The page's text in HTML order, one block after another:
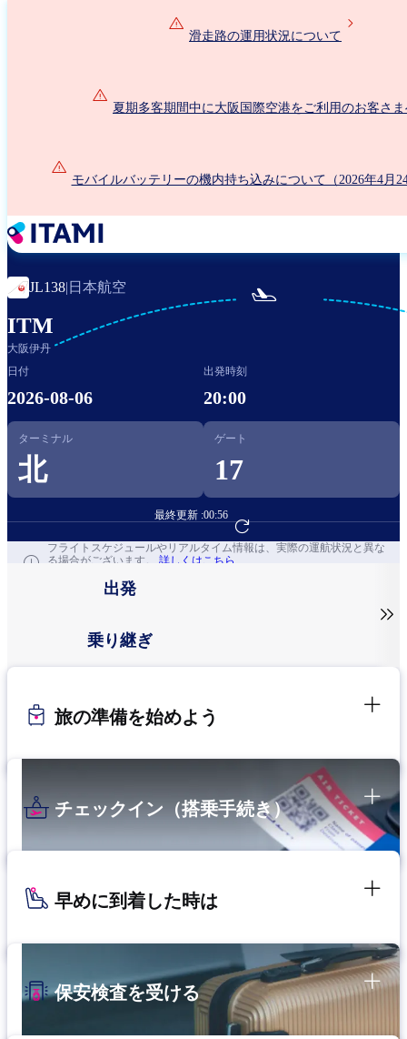
滑走路の運用状況について
夏期多客期間中に大阪国際空港をご利用のお客さ
モバイルバッテリーの機内持ち込みについて（2026年4月
JL138| 日本航空
ITM
大阪伊丹

日付
2026-08-06
出発時刻
20:00
ターミナル
北
ゲート
17
最終更新 :00:56
フライト予約へ
フライトスケジュールやリアルタイム情報は、実際の運航状況と異な
る場合がございます。 詳しくはこちら
出発
乗り継ぎ

旅の準備を始めよう
チェックイン（搭乗手続き）
早めに到着した時は
保安検査を受ける